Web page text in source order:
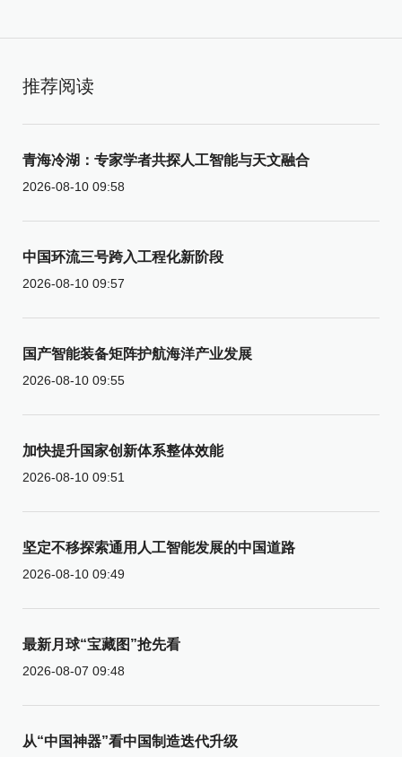
推荐阅读
青海冷湖：专家学者共探人工智能与天文融合
2026-08-10 09:58
中国环流三号跨入工程化新阶段
2026-08-10 09:57
国产智能装备矩阵护航海洋产业发展
2026-08-10 09:55
加快提升国家创新体系整体效能
2026-08-10 09:51
坚定不移探索通用人工智能发展的中国道路
2026-08-10 09:49
最新月球“宝藏图”抢先看
2026-08-07 09:48
从“中国神器”看中国制造迭代升级